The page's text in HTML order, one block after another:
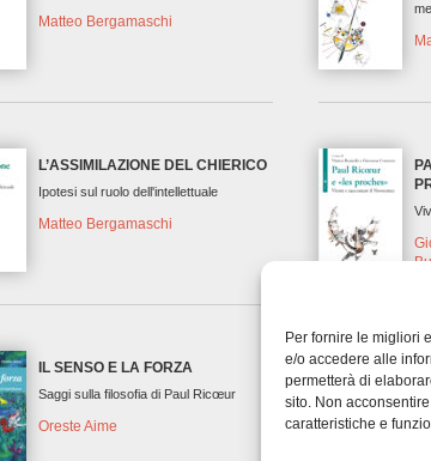
Per fornire le migliori
e/o accedere alle
permetterà di
sito. Non
caratteristiche e
Matteo Bergamaschi
L’ASSIMILAZIONE DEL CHIERICO
Ipotesi sul ruolo dell'intellettuale
Matteo Bergamaschi
IL SENSO E LA FORZA
Saggi sulla filosofia di Paul Ricœur
Oreste Aime